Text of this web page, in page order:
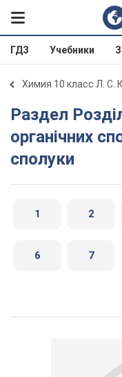
ГДЗ Учебники
Химия 10 класс Л. С.
Раздел Розділ 1. Теорія будови
органічних
сполуки
1 2
6 7